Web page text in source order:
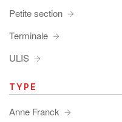
Petite section
Terminale
ULIS
TYPE
Anne Franck